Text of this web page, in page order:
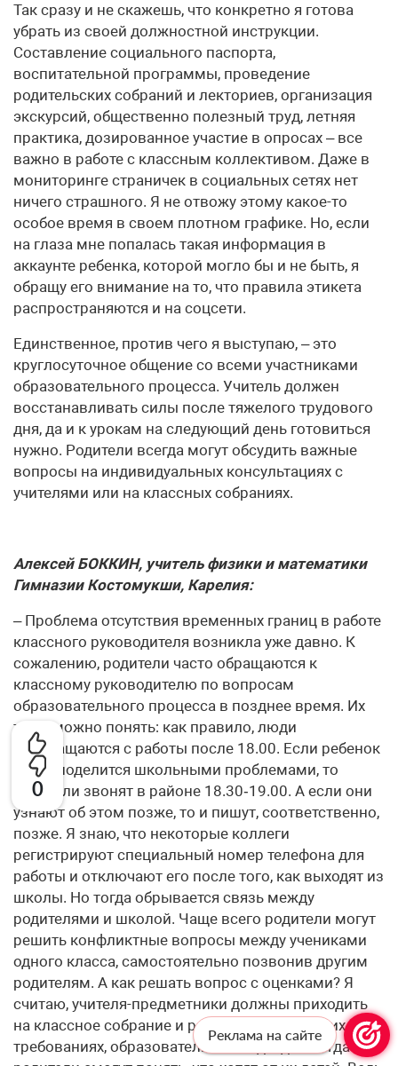
0
Так сразу и не скажешь, что конкретно я готова
убрать из своей должностной инструкции.
Составление социального паспорта,
воспитательной программы, проведение
родительских собраний и лекториев, организация
экскурсий, общественно полезный труд, летняя
практика, дозированное участие в опросах – все
важно в работе с классным коллективом. Даже в
мониторинге страничек в социальных сетях нет
ничего страшного. Я не отвожу этому какое-то
особое время в своем плотном графике. Но, если
на глаза мне попалась такая информация в
аккаунте ребенка, которой могло бы и не быть, я
обращу его внимание на то, что правила этикета
распространяются и на соцсети.
Единственное, против чего я выступаю, – это
круглосуточное общение со всеми участниками
образовательного процесса. Учитель должен
восстанавливать силы после тяжелого трудового
дня, да и к урокам на следующий день готовиться
нужно. Родители всегда могут обсудить важные
вопросы на индивидуальных консультациях с
учителями или на классных собраниях.
Алексей БОККИН, учитель физики и математики
Гимназии Костомукши, Карелия:
– Проблема отсутствия временных границ в работе
классного руководителя возникла уже давно. К
сожалению, родители часто обращаются к
классному руководителю по вопросам
образовательного процесса в позднее время. Их
тоже можно понять: как правило, люди
возвращаются с работы после 18.00. Если ребенок
сразу поделится школьными проблемами, то
родители звонят в районе 18.30‑19.00. А если они
узнают об этом позже, то и пишут, соответственно,
позже. Я знаю, что некоторые коллеги
регистрируют специальный номер телефона для
работы и отключают его после того, как выходят из
школы. Но тогда обрывается связь между
родителями и школой. Чаще всего родители могут
решить конфликтные вопросы между учениками
одного класса, самостоятельно позвонив другим
родителям. А как решать вопрос с оценками? Я
считаю, учителя-предметники должны приходить
на классное собрание и рассказывать о своих
требованиях, образовательных подходах. Тогда
Реклама на сайте